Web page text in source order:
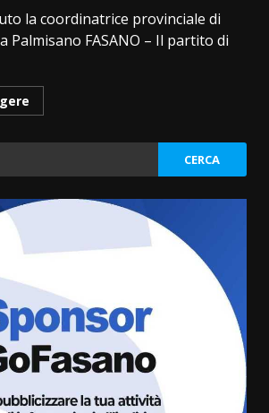
la coordinatrice provinciale di
Palmisano FASANO – Il partito di
La magia del Minareto e la prima
assoluta de “L’Albergo
Belvedere. Il rapimento”
6 Agosto 2026 06:15